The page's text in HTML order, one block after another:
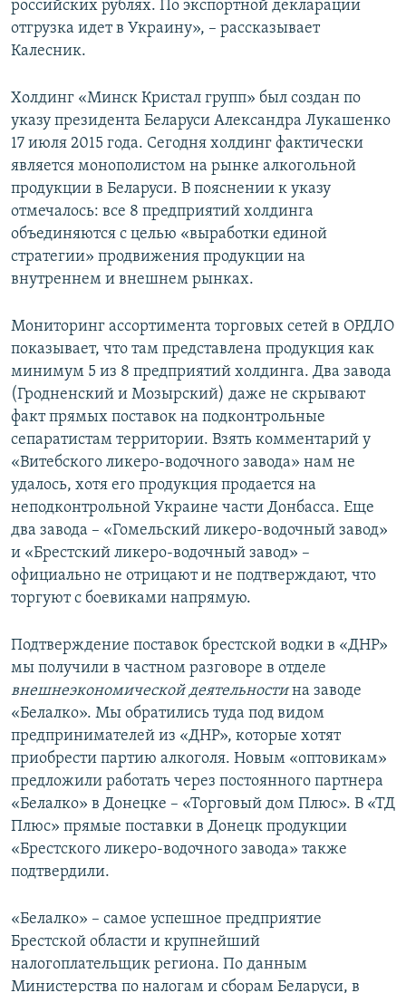
российских рублях. По экспортной декларации
отгрузка идет в Украину», – рассказывает
Калесник.
Холдинг «Минск Кристал групп» был создан по
указу президента Беларуси Александра Лукашенко
17 июля 2015 года. Сегодня холдинг фактически
является монополистом на рынке алкогольной
продукции в Беларуси. В пояснении к указу
отмечалось: все 8 предприятий холдинга
объединяются с целью «выработки единой
стратегии» продвижения продукции на
внутреннем и внешнем рынках.
Мониторинг ассортимента торговых сетей в ОРДЛО
показывает, что там представлена продукция как
минимум 5 из 8 предприятий холдинга. Два завода
(Гродненский и Мозырский) даже не скрывают
факт прямых поставок на подконтрольные
сепаратистам территории. Взять комментарий у
«Витебского ликеро-водочного завода» нам не
удалось, хотя его продукция продается на
неподконтрольной Украине части Донбасса. Еще
два завода – «Гомельский ликеро-водочный завод»
и «Брестский ликеро-водочный завод» –
официально не отрицают и не подтверждают, что
торгуют с боевиками напрямую.
Подтверждение поставок брестской водки в «ДНР»
мы получили в частном разговоре в отделе
внешнеэкономической деятельностина заводе
«Белалко». Мы обратились туда под видом
предпринимателей из «ДНР», которые хотят
приобрести партию алкоголя. Новым «оптовикам»
предложили работать через постоянного партнера
«Белалко» в Донецке – «Торговый дом Плюс». В «ТД
Плюс» прямые поставки в Донецк продукции
«Брестского ликеро-водочного завода» также
подтвердили.
«Белалко» – самое успешное предприятие
Брестской области и крупнейший
налогоплательщик региона. По данным
Министерства по налогам и сборам Беларуси, в